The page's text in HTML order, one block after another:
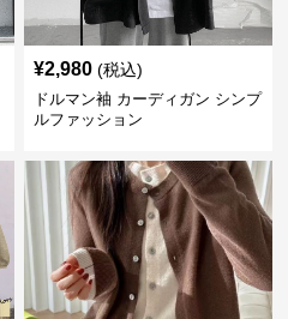
¥2,980 (税込)
ドルマン袖 カーディガン シンプ
ルファッション